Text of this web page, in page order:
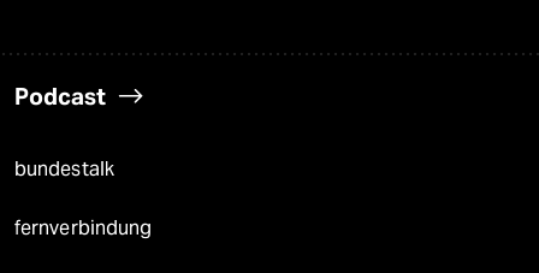
Podcast
bundestalk
fernverbindung